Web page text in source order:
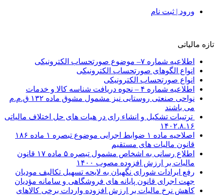
ورود | ثبت نام
تازه مالیاتی
اطلاعیه شماره ۷– موضوع صورتحساب الکترونیکی
انواع الگوهای صورتحساب الکترونیکی
انواع صورتحساب الکترونیکی
اطلاعیه شماره ۴ – نحوه دریافت شناسه کالا و خدمات
نواحی صنعتی روستایی نیز مشمول مشوق ماده ۱۳۲ ق.م.م
می باشند
ترتیبات تشکیل و انشاء رای در هیات های حل اختلاف مالیاتی
۱۴۰۲.۸.۱۶
اصلاحیه ماده ۱ ضوابط اجرایی موضوع تبصره ۱ ماده ۱۸۶
قانون مالیات های مستقیم
اطلاع رسانی به اشخاص مشمول تبصره ۵ ماده ۱۷ قانون
مالیات بر ارزش افزوده مصوب ۱۴۰۰
رفع ایرادات شورای نگهبان به لایحه تسهیل تکالیف مودیان
جهت اجرای قانون پایانه های فروشگاهی و سامانه مؤدیان
کاهش نرخ مالیات بر ارزش افزوده واردات برخی کالاهای